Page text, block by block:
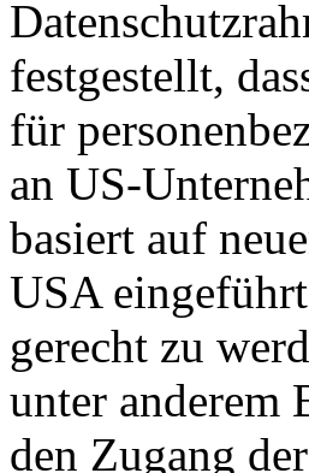
festgestellt,
für
an US-
basiert auf
USA
gerecht zu
unter anderem
den Zugang